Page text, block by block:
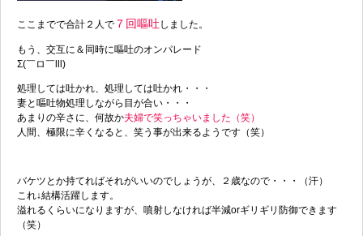
ここまでで合計２人で ７回嘔吐 しました。
もう、交互に＆同時に嘔吐のオンパレード
Σ(￣ロ￣lll)
処理しては吐かれ、処理しては吐かれ・・・
妻と嘔吐物処理しながら目が合い・・・
あまりの辛さに、何故か夫婦で笑っちゃいました（笑）
人間、極限に辛くなると、笑う事が出来るようです（笑）
バケツとか持てればそれがいいのでしょうが、２歳なので・・・（汗）
これ↓結構活躍します。
溢れるくらいになりますが、噴射しなければ半減orギリギリ防御できます
（笑）